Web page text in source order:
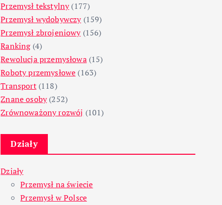
Przemysł tekstylny(177)
Przemysł wydobywczy(159)
Przemysł zbrojeniowy(156)
Ranking(4)
Rewolucja przemysłowa(15)
Roboty przemysłowe (163)
Transport(118)
Znane osoby(252)
Zrównoważony rozwój (101)
Działy
Działy
Przemysł na świecie
Przemysł w Polsce